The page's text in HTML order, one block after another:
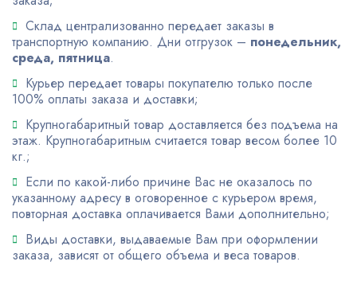
Склад централизованно передает заказы в
транспортную компанию. Дни отгрузок – понедельник,
среда, пятница.
Курьер передает товары покупателю только после
100% оплаты заказа и доставки;
Крупногабаритный товар доставляется без подъема на
этаж. Крупногабаритным считается товар весом более 10
кг.;
Если по какой-либо причине Вас не оказалось по
указанному адресу в оговоренное с курьером время,
повторная доставка оплачивается Вами дополнительно;
Виды доставки, выдаваемые Вам при оформлении
заказа, зависят от общего объема и веса товаров.